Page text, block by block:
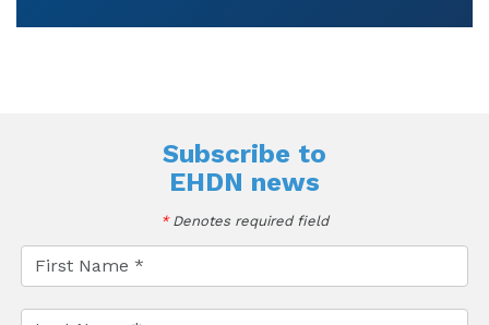
Subscribe to
EHDN news
*Denotes required field